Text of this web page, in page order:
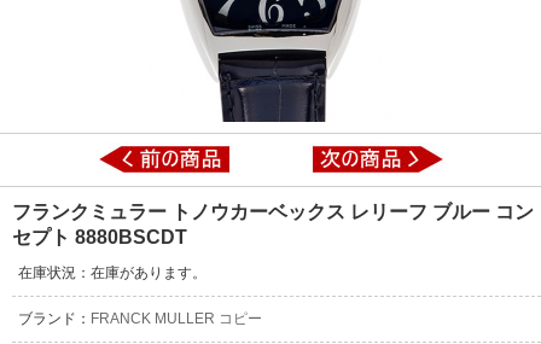
フランクミュラー トノウカーベックス レリーフ ブルー コン
セプト 8880BSCDT
在庫状況：在庫があります。
ブランド： FRANCK MULLER コピー